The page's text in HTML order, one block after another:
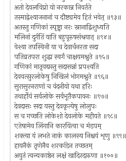
अतो देवलविप्रो यो नरकान्न निवर्तते
तस्माद्वेश्याजनानां च दौष्ट्यमेव हितं भवेत् ॥९३॥
अतस्तु गणिकां स्पृष्ट्वा नरः स्नानाद्विशुध्यति
मलिनां दुर्गतिं याति बहुपूरुषसंश्रयात् ॥९४॥
वेश्या तपस्विनी या च देवार्चनरता सदा
पतिव्रतपरा शुद्धा स्वर्गं चाक्षयमश्नुते ॥९५॥
गणिकां मातृवद्यस्तु सदासन्नां प्रपश्यति
देववत्सुरलोकेषु निखिलं भोगमश्नुते ॥९६॥
सुरासुरनराणां च वंदनीयो यथा हरिः
तथार्होयं सर्वलोके सर्वभूतैकपावनः ॥९७॥
देवदासः सदा यस्तु देवकृत्येषु लोलुपः
स च गच्छति लोकेशो देवलोके महीयते ॥९८॥
एतेषामेव लिंगानि कारयित्वा च मंडपम्
शक्त्या यं लभते नाकं कालस्य निश्चयं शृणु ॥९९॥
हायनैकं तृणेनैव शरकांडेन तच्छतम्
अयुतं त्वन्यकाष्ठेन लक्षं खादिरदारुणा ॥१००॥